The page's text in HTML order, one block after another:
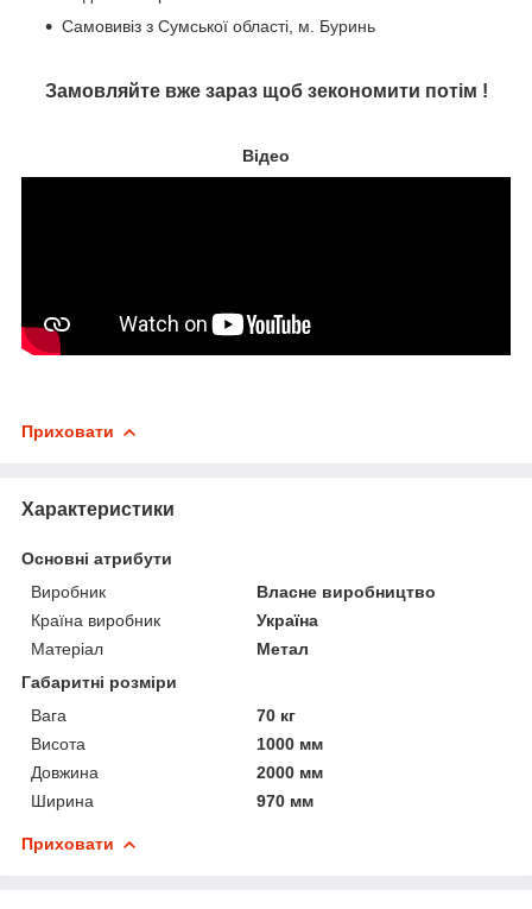
Самовивіз з Сумської області, м. Буринь
Замовляйте вже зараз щоб зекономити потім !
Відео
Приховати
Характеристики
Основні атрибути
Виробник
Власне виробництво
Країна виробник
Україна
Матеріал
Метал
Габаритні розміри
Вага
70 кг
Висота
1000 мм
Довжина
2000 мм
Ширина
970 мм
Приховати